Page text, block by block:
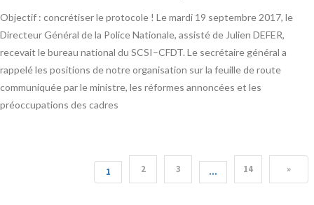
Objectif : concrétiser le protocole ! Le mardi 19 septembre 2017, le
Directeur Général de la Police Nationale, assisté de Julien DEFER,
recevait le bureau national du SCSI–CFDT. Le secrétaire général a
rappelé les positions de notre organisation sur la feuille de route
communiquée par le ministre, les réformes annoncées et les
préoccupations des cadres
1 2 3 … 14 »